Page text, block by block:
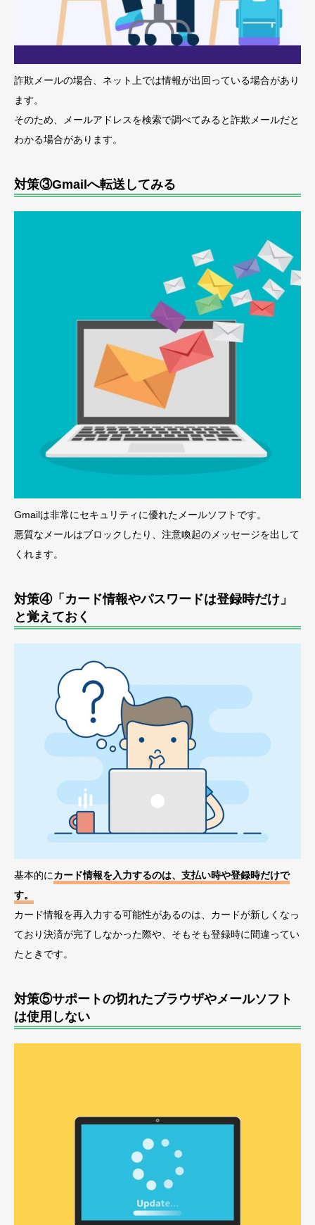
詐欺メールの場合、ネット上では情報が出回っている場合があり
ます。
そのため、メールアドレスを検索で調べてみると詐欺メールだと
わかる場合があります。
対策③Gmailへ転送してみる
Gmailは非常にセキュリティに優れたメールソフトです。
悪質なメールはブロックしたり、注意喚起のメッセージを出して
くれます。
対策④「カード情報やパスワードは登録時だけ」
と覚えておく
基本的にカード情報を入力するのは、支払い時や登録時だけで
す。
カード情報を再入力する可能性があるのは、カードが新しくなっ
ており決済が完了しなかった際や、そもそも登録時に間違ってい
たときです。
対策⑤サポートの切れたブラウザやメールソフト
は使用しない